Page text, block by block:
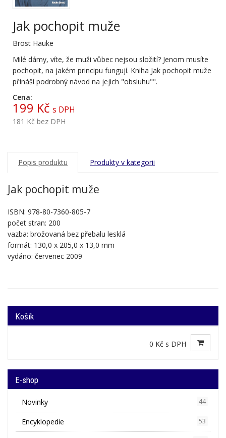
Jak pochopit muže
Brost Hauke
Milé dámy, víte, že muži vůbec nejsou složití? Jenom musíte
pochopit, na jakém principu fungují. Kniha Jak pochopit muže
přináší podrobný návod na jejich "obsluhu"".
Cena:
199 Kč s DPH
181 Kč bez DPH
Popis produktu Produkty v kategorii
Jak pochopit muže
ISBN: 978-80-7360-805-7
počet stran: 200
vazba: brožovaná bez přebalu lesklá
formát: 130,0 x 205,0 x 13,0 mm
vydáno: červenec 2009
Košík
0 Kč s DPH
E-shop
Novinky 44
Encyklopedie 53